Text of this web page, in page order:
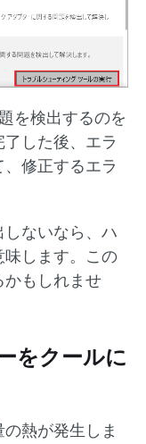
を検出するのを
した後、エラ
修正するエラ
ないなら、ハ
します。この
かもしれませ
をクールに
熱が発生しま